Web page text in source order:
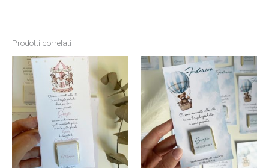
Prodotti correlati